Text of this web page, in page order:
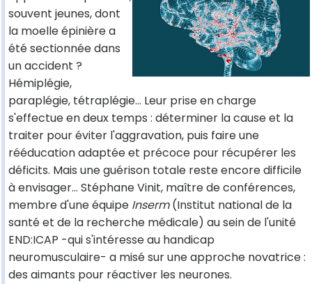
souvent jeunes, dont
la moelle épinière a
été sectionnée dans
un accident ?
Hémiplégie,
paraplégie, tétraplégie… Leur prise en charge
s'effectue en deux temps : déterminer la cause et la
traiter pour éviter l'aggravation, puis faire une
rééducation adaptée et précoce pour récupérer les
déficits. Mais une guérison totale reste encore difficile
à envisager… Stéphane Vinit, maître de conférences,
membre d'une équipe Inserm(Institut national de la
santé et de la recherche médicale) au sein de l'unité
END:ICAP -qui s'intéresse au handicap
neuromusculaire- a misé sur une approche novatrice :
des aimants pour réactiver les neurones.